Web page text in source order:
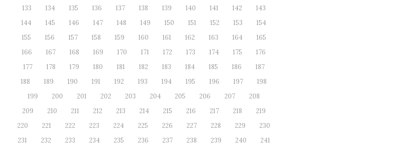
133
134 135 136 137 138 139 140 141 142
143
144
145 146 147 148 149 150 151 152 153
154
155
156 157 158 159 160 161 162 163 164
165
166
167 168 169 170 171 172 173 174 175
176
177
178 179 180 181 182 183 184 185 186
187
188
189 190 191 192 193 194 195 196 197
198
199
200 201 202 203 204 205 206 207
208
209
210 211 212 213 214 215 216 217 218
219
220
221 222 223 224 225 226 227 228 229
230
231
232 233 234 235 236 237 238 239 240
241